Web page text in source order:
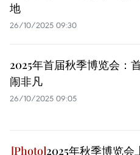
地
26/10/2025 09:30
2025年首届秋季博览会：
闹非凡
26/10/2025 09:05
2025年秋季博览会